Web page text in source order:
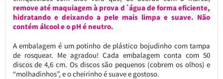
remove até maquiagem à prova d´água de forma eficiente,
hidratando e deixando a pele mais limpa e suave. Não
contém álcool e o pH é neutro.
A embalagem é um potinho de plástico bojudinho com tampa
de rosquear. Me agradou! Cada embalagem conta com 50
discos de 4,6 cm. Os discos são pequenos (cobrem os olhos) e
“molhadinhos”, e o cheirinho é suave e gostoso.